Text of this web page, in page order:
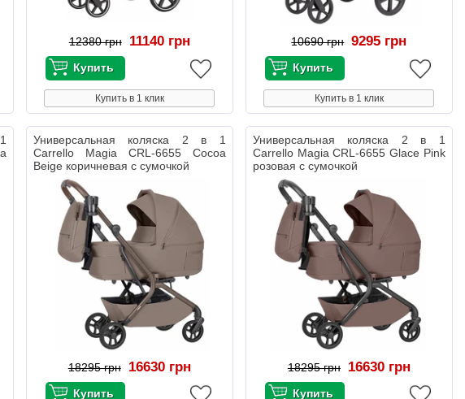
12380 грн 11140 грн
Купить в 1 клик
10690 грн 9295 грн
Купить в 1 клик
Универсальная коляска 2 в 1
Carrello Magia CRL-6655 Cocoa
Beige коричневая с сумочкой
18295 грн 16630 грн
Универсальная коляска 2 в 1
Carrello Magia CRL-6655 Glace Pink
розовая с сумочкой
18295 грн 16630 грн